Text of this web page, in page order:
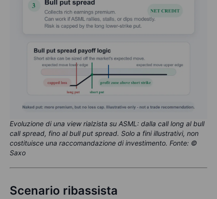
Evoluzione di una view rialzista su ASML: dalla call long al bull
call spread, fino al bull put spread. Solo a fini illustrativi, non
costituisce una raccomandazione di investimento. Fonte: ©
Saxo
Scenario ribassista